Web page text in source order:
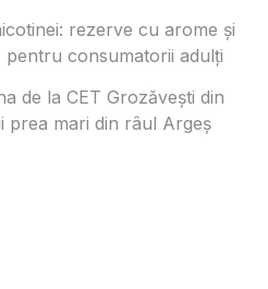
rezerve cu arome și
consumatorii adulți
de la CET Grozăvești din
prea mari din râul Argeș